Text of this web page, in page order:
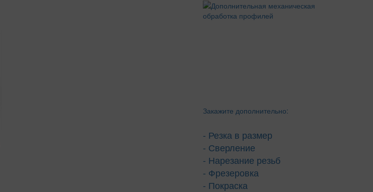
Закажите дополнительно:
- Резка в размер
- Сверление
- Нарезание резьб
- Фрезеровка
- Покраска